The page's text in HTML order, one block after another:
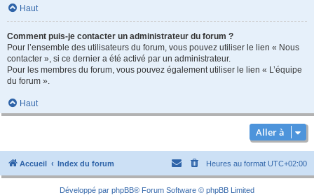
Haut
Comment puis-je contacter un administrateur du forum ?
Pour l’ensemble des utilisateurs du forum, vous pouvez utiliser le lien « Nous
contacter », si ce dernier a été activé par un administrateur.
Pour les membres du forum, vous pouvez également utiliser le lien « L’équipe
du forum ».
Haut
Aller à
Accueil Index du forum Heures au format UTC+02:00
Développé par phpBB® Forum Software © phpBB Limited